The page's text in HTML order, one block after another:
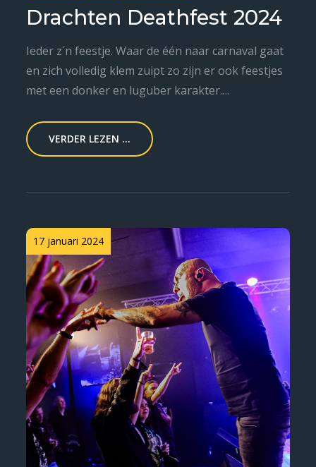
Drachten Deathfest 2024
Ieder z´n feestje. Waar de één naar carnaval gaat
en zich volledig klem zuipt zo zijn er ook feestjes
met een donker en luguber karakter.…
VERDER LEZEN ...
Posted
on
17 januari 2024